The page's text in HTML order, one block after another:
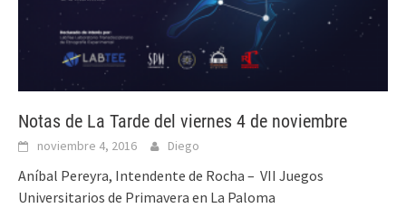
Notas de La Tarde del viernes 4 de noviembre
noviembre 4, 2016 Diego
Aníbal Pereyra, Intendente de Rocha – VII Juegos
Universitarios de Primavera en La Paloma